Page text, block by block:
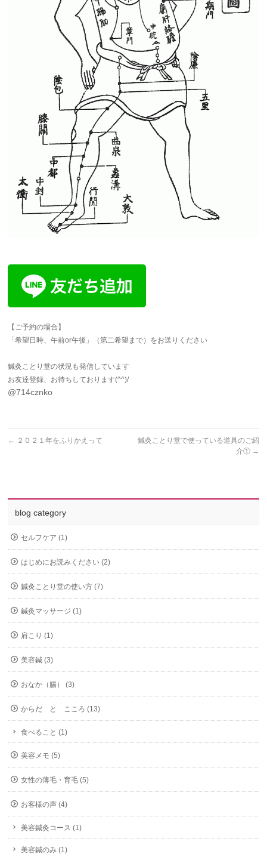
【ご予約の場合】
「希望日時、午前or午後」（第二希望まで）をお送りください
鍼灸ことり堂の状況も発信しています
お友達登録、お待ちしております(^^)/
@714cznko
← ２０２１年をふりかえって
鍼灸ことり堂で使っている道具のご紹
介① →
blog category
セルフケア (1)
はじめにお読みください (2)
鍼灸ことり堂の使い方 (7)
鍼灸マッサージ (1)
肩こり (1)
美容鍼 (3)
おなか（腸） (3)
からだ と こころ (13)
食べること (1)
美容メモ (5)
女性の薄毛・育毛 (5)
お客様の声 (4)
美容鍼灸コース (1)
美容鍼のみ (1)